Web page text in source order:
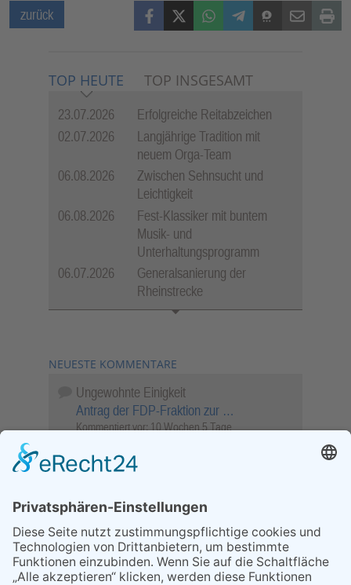
zurück FacebookX (Twitter)WhatsAppTelegramThreemaMail Print
TOP HEUTE TOP INSGESAMT
23.07.2026
Erfolgreiche Reitabzeichen
02.07.2026
Langjährige Tradition mit
neuem Orga-Team
06.08.2026
Zwischen Sehnsucht und
Leichtigkeit
06.08.2026
Fest-Klassiker mit buntem
Musik- und
Unterhaltungsprogramm
06.07.2026
Generalsanierung der
Rheinstrecke
NEUESTE KOMMENTARE
Ungewohnte Einigkeit
Antrag der FDP-Fraktion zur …
Kommentiert vor: 10 Wochen 5 Tage
Objekt …
Kommentiert vor: 26 Wochen 8 Stunden
Sperrung für Wassersportler schlägt hohe
Wellen
Sperrung der Stillgewässer
Kommentiert vor:1 Jahr 50 Wochen